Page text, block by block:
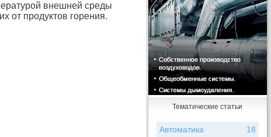
внешней среды
от продуктов горения.
Тематические статьи
Автоматика
18